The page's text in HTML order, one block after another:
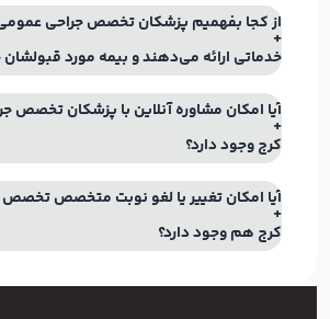
از کجا بفهمیم پزشکان تخصص جراحی
خدماتی ارائه می‌دهند و بیمه مورد
آیا امکان مشاوره آنلاین با پزشکان تخصص
کرج وجود دارد؟
آیا امکان تغییر یا لغو نوبت متخصص
کرج هم وجود دارد؟